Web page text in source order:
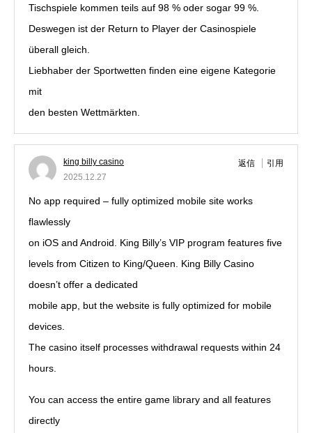
Tischspiele kommen teils auf 98 % oder sogar 99 %.
Deswegen ist der Return to Player der Casinospiele
überall gleich.
Liebhaber der Sportwetten finden eine eigene Kategorie
mit
den besten Wettmärkten.
king billy casino
2025.12.27
返信 引用
No app required – fully optimized mobile site works
flawlessly
on iOS and Android. King Billy’s VIP program features five
levels from Citizen to King/Queen. King Billy Casino
doesn’t offer a dedicated
mobile app, but the website is fully optimized for mobile
devices.
The casino itself processes withdrawal requests within 24
hours.
You can access the entire game library and all features
directly